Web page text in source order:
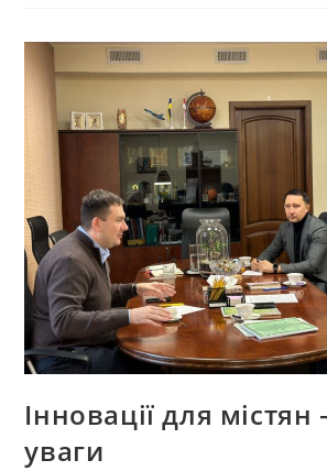
Інновації для містян
уваги